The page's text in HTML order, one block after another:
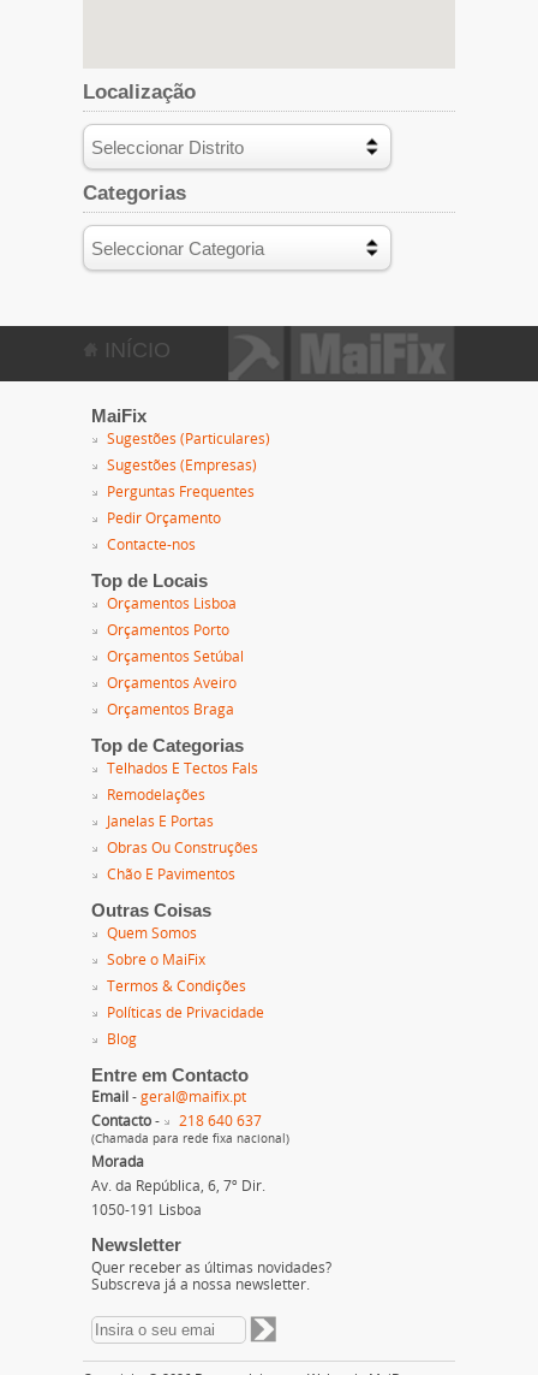
Localização
Categorias
INÍCIO
MaiFix
Sugestões (Particulares)
Sugestões (Empresas)
Perguntas Frequentes
Pedir Orçamento
Contacte-nos
Top de Locais
Orçamentos Lisboa
Orçamentos Porto
Orçamentos Setúbal
Orçamentos Aveiro
Orçamentos Braga
Top de Categorias
Telhados E Tectos Fals
Remodelações
Janelas E Portas
Obras Ou Construções
Chão E Pavimentos
Outras Coisas
Quem Somos
Sobre o MaiFix
Termos & Condições
Políticas de Privacidade
Blog
Entre em Contacto
Email - geral@maifix.pt
Contacto - 218 640 637
(Chamada para rede fixa nacional)
Morada
Av. da República, 6, 7º Dir.
1050-191 Lisboa
Newsletter
Quer receber as últimas novidades?
Subscreva já a nossa newsletter.